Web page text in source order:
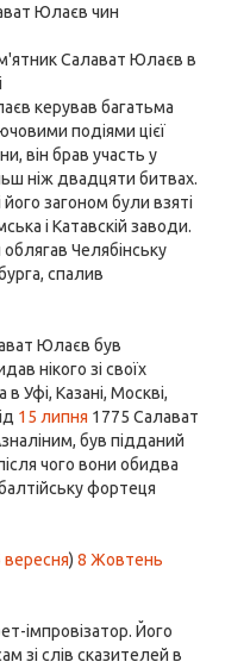
Юлаєв чин
Салават Юлаєв в
керував багатьма
подіями цієї
він брав участь у
ніж двадцяти битвах.
його загоном були взяті
і Катавскій заводи.
облягав Челябінську
спалив
Юлаєв був
нікого зі своїх
Уфі, Казані, Москві,
15 липня 1775 Салават
був підданий
чого вони обидва
фортеця
вересня) 8 Жовтень
імпровізатор. Його
зі слів сказителей в